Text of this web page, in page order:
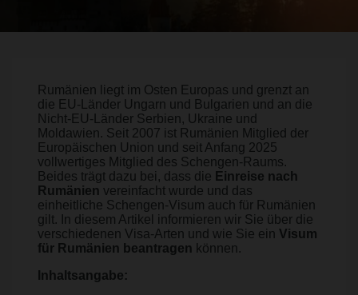
Rumänien liegt im Osten Europas und grenzt an
die EU-Länder Ungarn und Bulgarien und an die
Nicht-EU-Länder Serbien, Ukraine und
Moldawien. Seit 2007 ist Rumänien Mitglied der
Europäischen Union und seit Anfang 2025
vollwertiges Mitglied des Schengen-Raums.
Beides trägt dazu bei, dass die Einreise nach
Rumänien vereinfacht wurde und das
einheitliche Schengen-Visum auch für Rumänien
gilt. In diesem Artikel informieren wir Sie über die
verschiedenen Visa-Arten und wie Sie ein Visum
für Rumänien beantragen können.
Inhaltsangabe: